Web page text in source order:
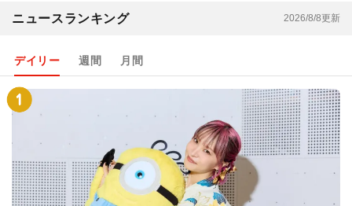
ニュースランキング 2026/8/8更新
デイリー 週間 月間